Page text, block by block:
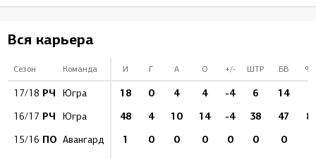
Вся карьера
Сезон Команда И Г А О +/- ШТР БВ
17/18 РЧ Югра 18 0 4 4 -4 6 14
16/17 РЧ Югра 48 4 10 14 -4 38 47
15/16 ПО Авангард 1 0 0 0 0 0 0